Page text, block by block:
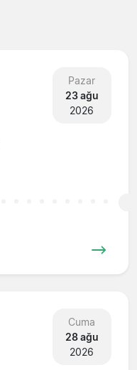
Pazar
23 ağu
2026
Cuma
28 ağu
2026